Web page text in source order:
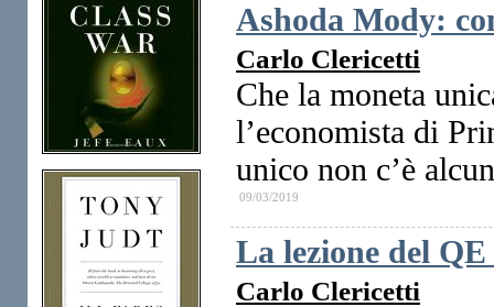
Ashoda Mody:
Carlo Clericetti
Che la moneta
l’economista di
unico non c’è
09/03/2019
La lezione del
Carlo Clericetti